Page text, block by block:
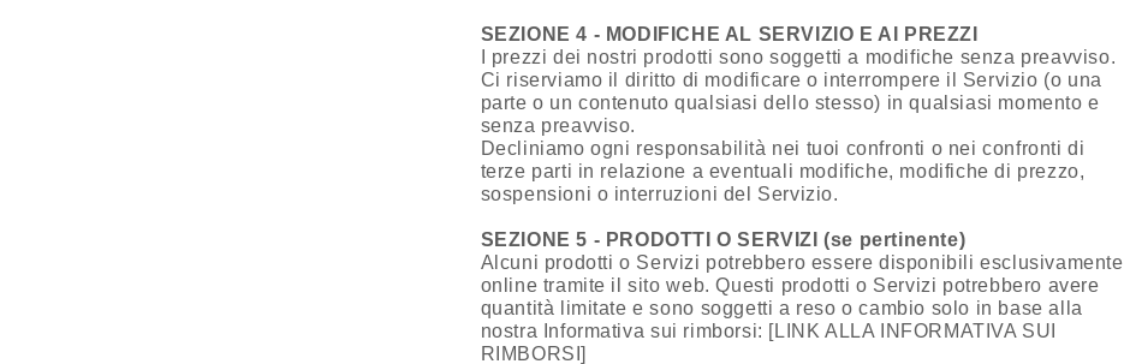
SEZIONE 4 - MODIFICHE AL SERVIZIO E AI PREZZI
I prezzi dei nostri prodotti sono soggetti a modifiche senza preavviso.
Ci riserviamo il diritto di modificare o interrompere il Servizio (o una
parte o un contenuto qualsiasi dello stesso) in qualsiasi momento e
senza preavviso.
Decliniamo ogni responsabilità nei tuoi confronti o nei confronti di
terze parti in relazione a eventuali modifiche, modifiche di prezzo,
sospensioni o interruzioni del Servizio.
SEZIONE 5 - PRODOTTI O SERVIZI (se pertinente)
Alcuni prodotti o Servizi potrebbero essere disponibili esclusivamente
online tramite il sito web. Questi prodotti o Servizi potrebbero avere
quantità limitate e sono soggetti a reso o cambio solo in base alla
nostra Informativa sui rimborsi: [LINK ALLA INFORMATIVA SUI
RIMBORSI]